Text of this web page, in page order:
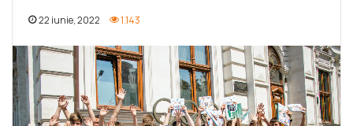
22 iunie, 2022 1.143